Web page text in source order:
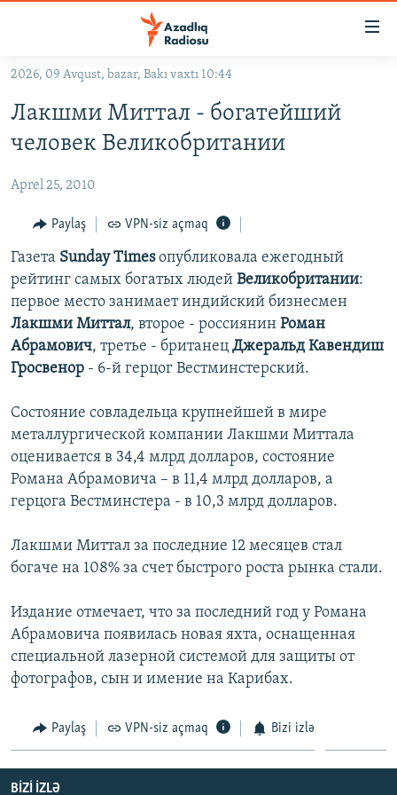
Əsas
qayıt
Əsas
qayıt
#ƏSLINDƏ
FƏRQƏ BAX
QANUNI DOĞRU
ARAŞDIRMA
MULTIMEDIA
VIDEO
İNFOQRAFIKA
KARIKATURA
RADIO ARXIV
AZƏRBAYCAN ƏDƏBIYYATI KITABXANASI
İSLAM VƏ DEMOKRATIYA
İZ - MƏDƏNIYYƏT PROQRAMI
HAQQIMIZDA
MISSIYAMIZ
PEŞƏ ETIKASI VƏ JURNALISTIKA STANDARTLARIMIZ
MATERIALLARIMIZDAN ISTIFADƏ
AZADLIQRADIOSU MOBIL TELEFONUNUZDA
BIZIMLƏ ƏLAQƏ
XƏBƏR BÜLLETENLƏRIMIZ
BIZI IZLƏ
RFE/RL-in bütün saytları
2026, 09 Avqust, bazar, Bakı vaxtı 10:44
Лакшми Миттал - богатейший
человек Великобритании
Aprel 25, 2010
Paylaş VPN-siz açmaq
Газета Sunday Timesопубликовала ежегодный
рейтинг самых богатых людей Великобритании:
первое место занимает индийский бизнесмен
Лакшми Миттал, второе - россиянин Роман
Абрамович, третье - британец Джеральд Кавендиш
Гросвенор - 6-й герцог Вестминстерский.
Состояние совладельца крупнейшей в мире
металлургической компании Лакшми Миттала
оценивается в 34,4 млрд долларов, состояние
Романа Абрамовича – в 11,4 млрд долларов, а
герцога Вестминстера - в 10,3 млрд долларов.
Лакшми Миттал за последние 12 месяцев стал
богаче на 108% за счет быстрого роста рынка стали.
Издание отмечает, что за последний год у Романа
Абрамовича появилась новая яхта, оснащенная
специальной лазерной системой для защиты от
фотографов, сын и имение на Карибах.
Paylaş VPN-siz açmaq Bizi izlə
BIZI IZLƏ